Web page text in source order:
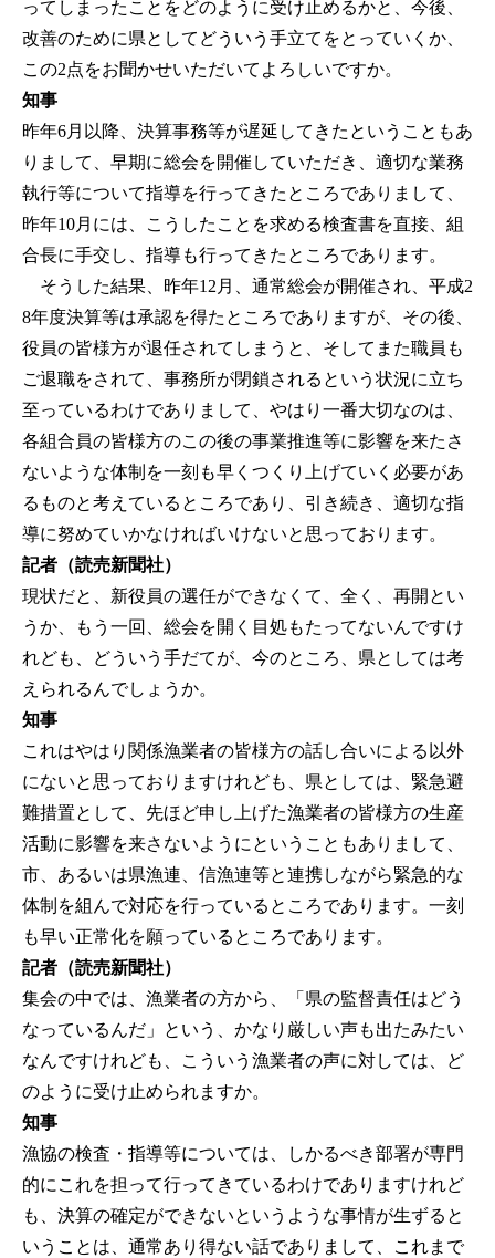
ってしまったことをどのように受け止めるかと、今後、
改善のために県としてどういう手立てをとっていくか、
この2点をお聞かせいただいてよろしいですか。
知事
昨年6月以降、決算事務等が遅延してきたということもあ
りまして、早期に総会を開催していただき、適切な業務
執行等について指導を行ってきたところでありまして、
昨年10月には、こうしたことを求める検査書を直接、組
合長に手交し、指導も行ってきたところであります。
そうした結果、昨年12月、通常総会が開催され、平成2
8年度決算等は承認を得たところでありますが、その後、
役員の皆様方が退任されてしまうと、そしてまた職員も
ご退職をされて、事務所が閉鎖されるという状況に立ち
至っているわけでありまして、やはり一番大切なのは、
各組合員の皆様方のこの後の事業推進等に影響を来たさ
ないような体制を一刻も早くつくり上げていく必要があ
るものと考えているところであり、引き続き、適切な指
導に努めていかなければいけないと思っております。
記者（読売新聞社）
現状だと、新役員の選任ができなくて、全く、再開とい
うか、もう一回、総会を開く目処もたってないんですけ
れども、どういう手だてが、今のところ、県としては考
えられるんでしょうか。
知事
これはやはり関係漁業者の皆様方の話し合いによる以外
にないと思っておりますけれども、県としては、緊急避
難措置として、先ほど申し上げた漁業者の皆様方の生産
活動に影響を来さないようにということもありまして、
市、あるいは県漁連、信漁連等と連携しながら緊急的な
体制を組んで対応を行っているところであります。一刻
も早い正常化を願っているところであります。
記者（読売新聞社）
集会の中では、漁業者の方から、「県の監督責任はどう
なっているんだ」という、かなり厳しい声も出たみたい
なんですけれども、こういう漁業者の声に対しては、ど
のように受け止められますか。
知事
漁協の検査・指導等については、しかるべき部署が専門
的にこれを担って行ってきているわけでありますけれど
も、決算の確定ができないというような事情が生ずると
いうことは、通常あり得ない話でありまして、これまで